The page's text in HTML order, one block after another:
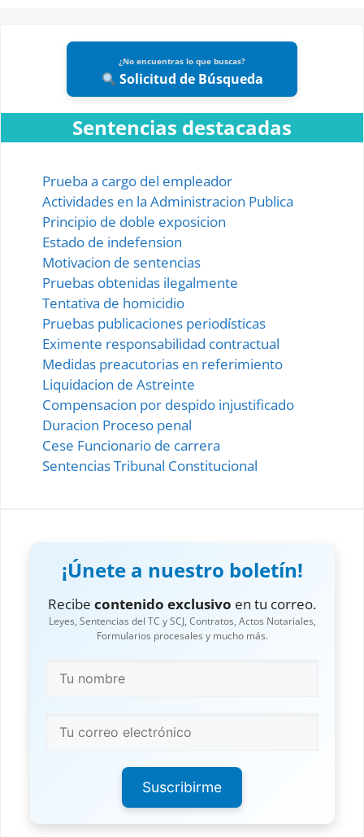
¿No encuentras lo que buscas?
Solicitud de Búsqueda
Sentencias destacadas
Prueba a cargo del empleador
Actividades en la Administracion Publica
Principio de doble exposicion
Estado de indefension
Motivacion de sentencias
Pruebas obtenidas ilegalmente
Tentativa de homicidio
Pruebas publicaciones periodísticas
Eximente responsabilidad contractual
Medidas preacutorias en referimiento
Liquidacion de Astreinte
Compensacion por despido injustificado
Duracion Proceso penal
Cese Funcionario de carrera
Sentencias Tribunal Constitucional
¡Únete a nuestro boletín!
Recibe contenido exclusivo en tu correo.
Leyes, Sentencias del TC y SCJ, Contratos, Actos Notariales,
Formularios procesales y mucho más.
Suscribirme